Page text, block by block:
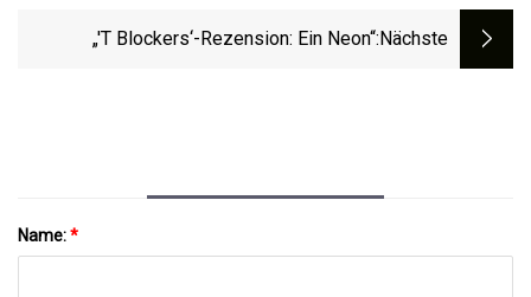
Pubertätsblocker Und Hormontherapie
„'T Blockers‘-Rezension: Ein Neon“:nächste
Name:*